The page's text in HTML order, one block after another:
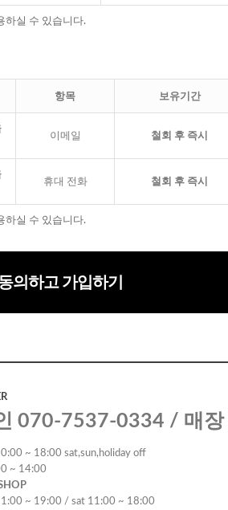
하실 수 있습니다.
항목 보유기간
이메일 철회 후 즉시
휴대 전화 철회 후 즉시
하실 수 있습니다.
의하고 가입하기
070-7537-0334 / 매
~ 18:00 sat,sun,holiday off
~ 14:00
~ 19:00 / sat 11:00 ~ 18:00